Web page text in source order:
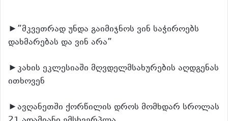
►”მკვეთრად უნდა გაიმიჯნოს ვინ საჭიროებს
დახმარებას და ვინ არა”
►კახის ეკლესიაში მღვდელმსახურების აღდგენას
ითხოვენ
►ავღანეთში ქორწილის დროს მომხდარ სროლას